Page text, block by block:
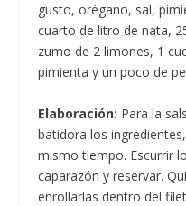
gusto, orégano, sal,
cuarto de litro de nata,
zumo de 2 limones, 1
pimienta y un poco de
Elaboración: Para la
batidora los
mismo tiempo. Escurrir
caparazón y reservar.
enrollarlas dentro del